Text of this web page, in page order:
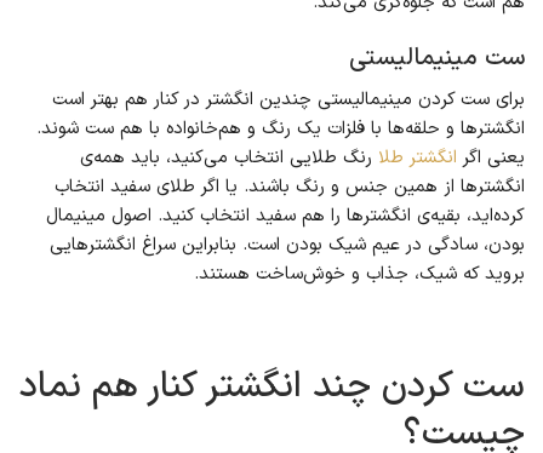
ست مینیمالیستی
برای ست کردن مینیمالیستی چندین انگشتر در کنار هم بهتر است
انگشترها و حلقه‌ها با فلزات یک رنگ و هم‌خانواده با هم ست شوند.
یعنی اگر انگشتر طلا رنگ طلایی انتخاب می‌کنید، باید همه‌ی
انگشترها از همین جنس و رنگ باشند. یا اگر طلای سفید انتخاب
کرده‌اید، بقیه‌ی انگشترها را هم سفید انتخاب کنید. اصول مینیمال
بودن، سادگی در عیم شیک بودن است. بنابراین سراغ انگشترهایی
بروید که شیک، جذاب و خوش‌ساخت هستند.
ست کردن چند انگشتر کنار هم نماد
چیست؟